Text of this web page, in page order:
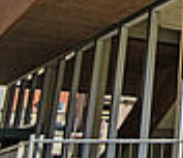
Berthold-Beitz-Platz Campus